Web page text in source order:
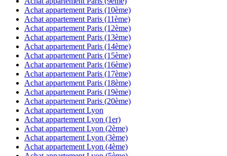
Achat appartement Paris (10ème)
Achat appartement Paris (11ème)
Achat appartement Paris (12ème)
Achat appartement Paris (13ème)
Achat appartement Paris (14ème)
Achat appartement Paris (15ème)
Achat appartement Paris (16ème)
Achat appartement Paris (17ème)
Achat appartement Paris (18ème)
Achat appartement Paris (19ème)
Achat appartement Paris (20ème)
Achat appartement Lyon
Achat appartement Lyon (1er)
Achat appartement Lyon (2ème)
Achat appartement Lyon (3ème)
Achat appartement Lyon (4ème)